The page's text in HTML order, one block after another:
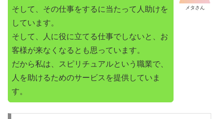
メタさん
そして、その仕事をするに当たって人助けを
しています。
そして、人に役に立てる仕事でしないと、お
客様が来なくなるとも思っています。
だから私は、スピリチュアルという職業で、
人を助けるためのサービスを提供していま
す。